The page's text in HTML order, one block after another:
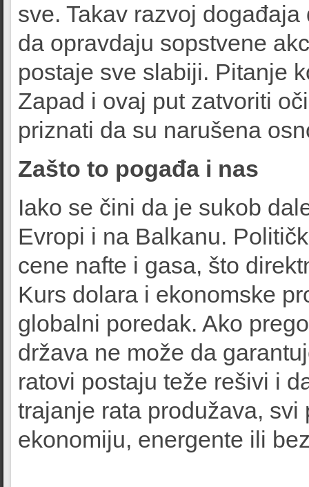
sve. Takav razvoj
da opravdaju sopstvene
postaje sve slabiji. Pitanje
Zapad i ovaj put zatvoriti
priznati da su narušena
Zašto to pogađa i nas
Iako se čini da je sukob
Evropi i na Balkanu.
cene nafte i gasa, što
Kurs dolara i ekonomske
globalni poredak. Ako
država ne može da
ratovi postaju teže rešivi i
trajanje rata produžava,
ekonomiju, energente ili